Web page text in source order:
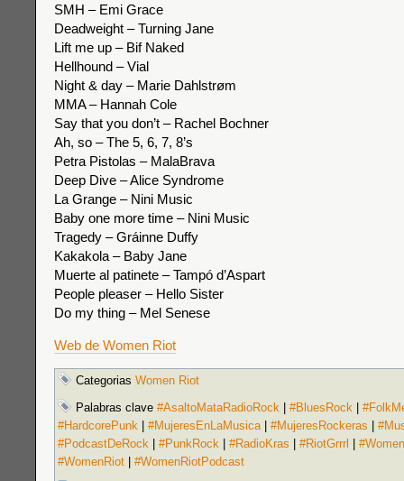
SMH – Emi Grace
Deadweight – Turning Jane
Lift me up – Bif Naked
Hellhound – Vial
Night & day – Marie Dahlstrøm
MMA – Hannah Cole
Say that you don’t – Rachel Bochner
Ah, so – The 5, 6, 7, 8’s
Petra Pistolas – MalaBrava
Deep Dive – Alice Syndrome
La Grange – Nini Music
Baby one more time – Nini Music
Tragedy – Gráinne Duffy
Kakakola – Baby Jane
Muerte al patinete – Tampó d’Aspart
People pleaser – Hello Sister
Do my thing – Mel Senese
Web de Women Riot
Categorias Women Riot
Palabras clave #AsaltoMataRadioRock #BluesRock
#HardcorePunk
#MujeresEnLaMusica| #MujeresRockeras
#PodcastDeRock
#PunkRock #RadioKras #RiotGrrrl
#WomenRiot
#WomenRiotPodcast